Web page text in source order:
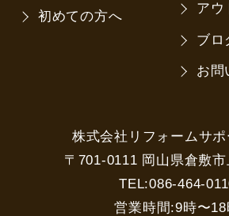
初めての方へ
アウ
ブロ
お問
株式会社リフォームサ
〒701-0111 岡山県倉敷
TEL:086-464-
営業時間:9時〜18